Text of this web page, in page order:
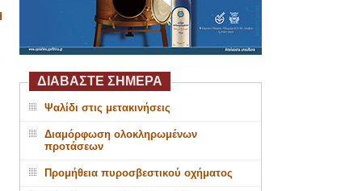
ΔΙΑΒΑΣΤΕ ΣΗΜΕΡΑ
Ψαλίδι στις μετακινήσεις
Διαμόρφωση ολοκληρωμένων
προτάσεων
Προμήθεια πυροσβεστικού οχήματος